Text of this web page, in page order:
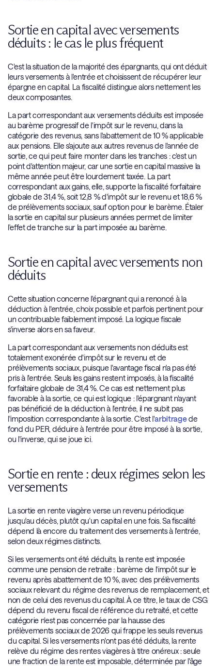
Sortie en capital avec versements
déduits : le cas le plus fréquent
C'est la situation de la majorité des épargnants, qui ont déduit
leurs versements à l'entrée et choisissent de récupérer leur
épargne en capital. La fiscalité distingue alors nettement les
deux composantes.
La part correspondant aux versements déduits est imposée
au barème progressif de l'impôt sur le revenu, dans la
catégorie des revenus, sans l'abattement de 10 % applicable
aux pensions. Elle s'ajoute aux autres revenus de l'année de
sortie, ce qui peut faire monter dans les tranches : c'est un
point d'attention majeur, car une sortie en capital massive la
même année peut être lourdement taxée. La part
correspondant aux gains, elle, supporte la fiscalité forfaitaire
globale de 31,4 %, soit 12,8 % d'impôt sur le revenu et 18,6 %
de prélèvements sociaux, sauf option pour le barème. Étaler
la sortie en capital sur plusieurs années permet de limiter
l'effet de tranche sur la part imposée au barème.
Sortie en capital avec versements non
déduits
Cette situation concerne l'épargnant qui a renoncé à la
déduction à l'entrée, choix possible et parfois pertinent pour
un contribuable faiblement imposé. La logique fiscale
s'inverse alors en sa faveur.
La part correspondant aux versements non déduits est
totalement exonérée d'impôt sur le revenu et de
prélèvements sociaux, puisque l'avantage fiscal n'a pas été
pris à l'entrée. Seuls les gains restent imposés, à la fiscalité
forfaitaire globale de 31,4 %. Ce cas est nettement plus
favorable à la sortie, ce qui est logique : l'épargnant n'ayant
pas bénéficié de la déduction à l'entrée, il ne subit pas
l'imposition correspondante à la sortie. C'est l'arbitragede
fond du PER, déduire à l'entrée pour être imposé à la sortie,
ou l'inverse, qui se joue ici.
Sortie en rente : deux régimes selon les
versements
La sortie en rente viagère verse un revenu périodique
jusqu'au décès, plutôt qu'un capital en une fois. Sa fiscalité
dépend là encore du traitement des versements à l'entrée,
selon deux régimes distincts.
Si les versements ont été déduits, la rente est imposée
comme une pension de retraite : barème de l'impôt sur le
revenu après abattement de 10 %, avec des prélèvements
sociaux relevant du régime des revenus de remplacement, et
non de celui des revenus du capital. À ce titre, le taux de CSG
dépend du revenu fiscal de référence du retraité, et cette
catégorie n'est pas concernée par la hausse des
prélèvements sociaux de 2026 qui frappe les seuls revenus
du capital. Si les versements n'ont pas été déduits, la rente
relève du régime des rentes viagères à titre onéreux : seule
une fraction de la rente est imposable, déterminée par l'âge